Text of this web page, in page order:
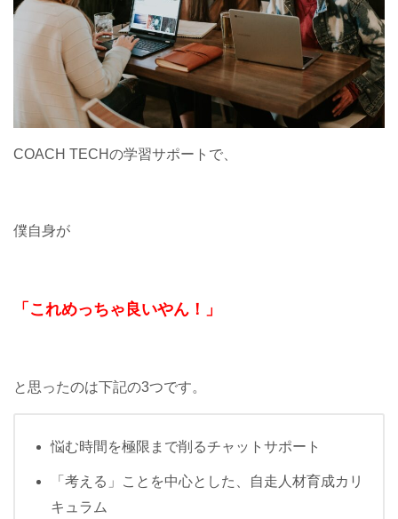
COACH TECHの学習サポートで、
僕自身が
「これめっちゃ良いやん！」
と思ったのは下記の3つです。
悩む時間を極限まで削るチャットサポート
「考える」ことを中心とした、自走人材育成カリ
キュラム